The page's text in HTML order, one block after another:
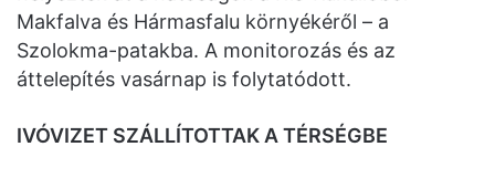
Makfalva és Hármasfalu környékéről – a
Szolokma-patakba. A monitorozás és az
áttelepítés vasárnap is folytatódott.
IVÓVIZET SZÁLLÍTOTTAK A TÉRSÉGBE